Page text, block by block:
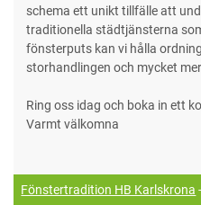
schema ett unikt tillfälle att
traditionella städtjänsterna
fönsterputs kan vi hålla
storhandlingen och mycket
Ring oss idag och boka in ett
Varmt välkomna
Fönstertradition HB Karlskrona